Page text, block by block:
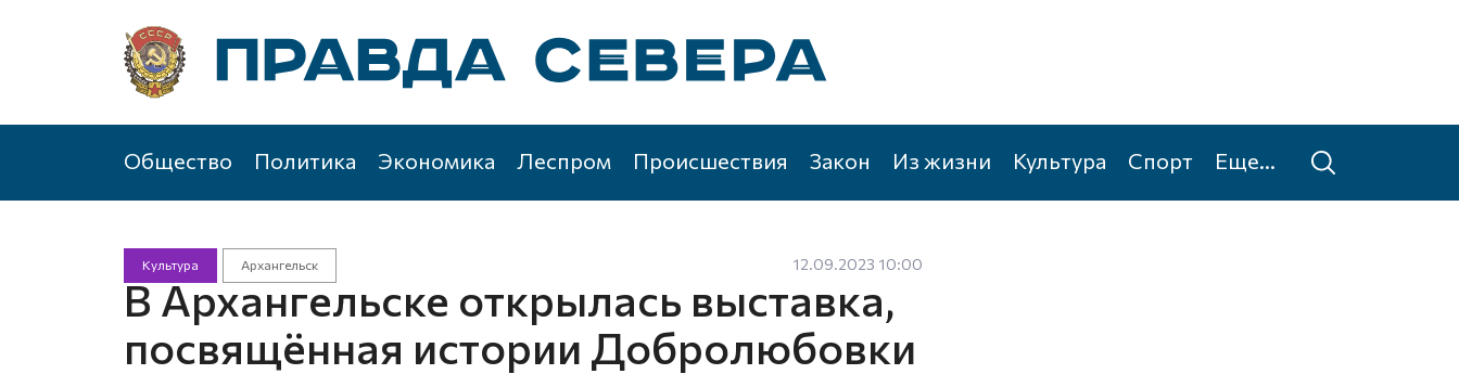
Общество Политика Экономика Леспром Происшествия Закон Из жизни Культура Спорт Еще...
Культура Архангельск 12.09.2023 10:00
В Архангельске открылась выставка,
посвящённая истории Добролюбовки